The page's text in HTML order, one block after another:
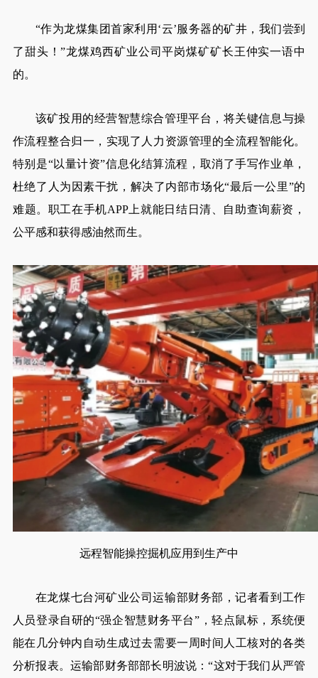
“作为龙煤集团首家利用‘云’服务器的矿井，我们尝到
了甜头！”龙煤鸡西矿业公司平岗煤矿矿长王仲实一语中
的。
该矿投用的经营智慧综合管理平台，将关键信息与操
作流程整合归一，实现了人力资源管理的全流程智能化。
特别是“以量计资”信息化结算流程，取消了手写作业单，
杜绝了人为因素干扰，解决了内部市场化“最后一公里”的
难题。职工在手机APP上就能日结日清、自助查询薪资，
公平感和获得感油然而生。
远程智能操控掘机应用到生产中
在龙煤七台河矿业公司运输部财务部，记者看到工作
人员登录自研的“强企智慧财务平台”，轻点鼠标，系统便
能在几分钟内自动生成过去需要一周时间人工核对的各类
分析报表。运输部财务部部长明波说：“这对于我们从严管